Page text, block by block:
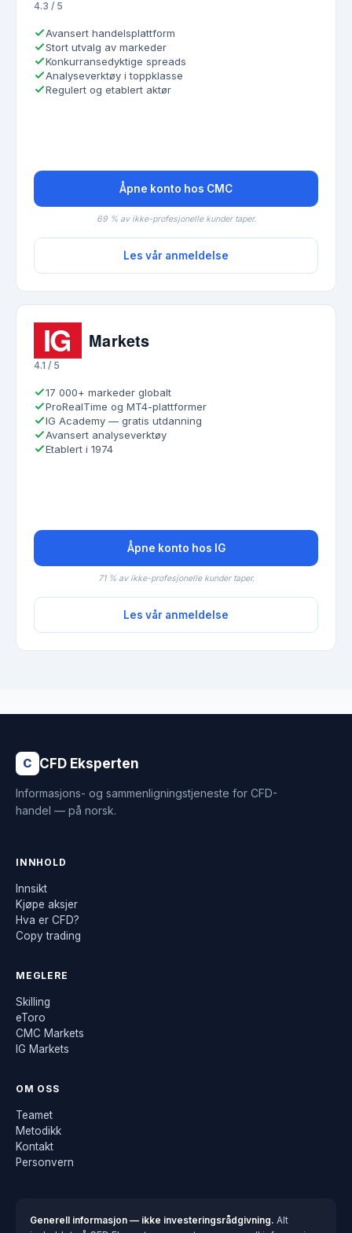
4.3 / 5
Avansert handelsplattform
Stort utvalg av markeder
Konkurransedyktige spreads
Analyseverktøy i toppklasse
Regulert og etablert aktør
Åpne konto hos CMC
69 % av ikke-profesjonelle kunder taper.
Les vår anmeldelse
4.1 / 5
17 000+ markeder globalt
ProRealTime og MT4-plattformer
IG Academy — gratis utdanning
Avansert analyseverktøy
Etablert i 1974
Åpne konto hos IG
71 % av ikke-profesjonelle kunder taper.
Les vår anmeldelse
C CFD Eksperten
Informasjons- og sammenligningstjeneste for CFD-
handel — på norsk.
INNHOLD
Innsikt
Kjøpe aksjer
Hva er CFD?
Copy trading
MEGLERE
Skilling
eToro
CMC Markets
IG Markets
OM OSS
Teamet
Metodikk
Kontakt
Personvern
Generell informasjon — ikke investeringsrådgivning. Alt